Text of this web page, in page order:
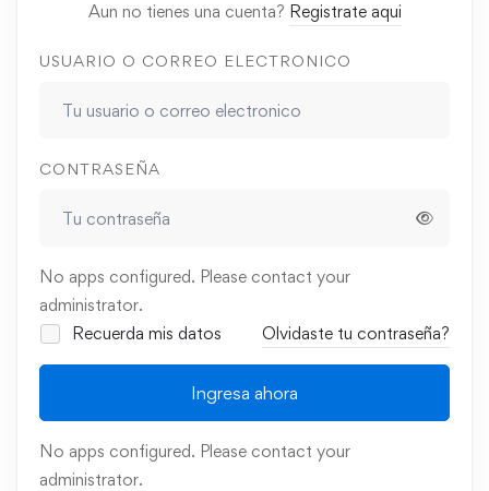
Aun no tienes una cuenta? Registrate aqui
USUARIO O CORREO ELECTRONICO
CONTRASEÑA
No apps configured. Please contact your
administrator.
Recuerda mis datos
Olvidaste tu contraseña?
Ingresa ahora
No apps configured. Please contact your
administrator.